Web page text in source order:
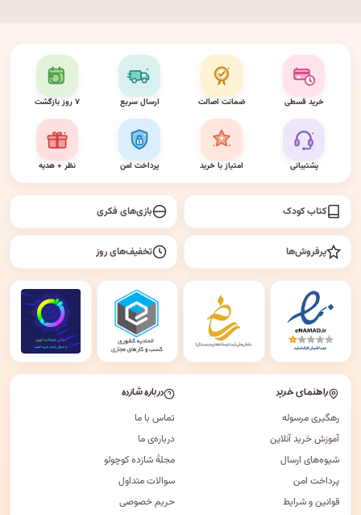
خرید قسطی ضمانت اصالت ارسال سریع ۷ روز بازگشت
پشتیبانی امتیاز با خرید پرداخت امن نظر + هدیه
کتاب کودک بازی‌های فکری
پرفروش‌ها تخفیف‌های روز
راهنمای خرید
رهگیری مرسوله
آموزش خرید آنلاین
شیوه‌های ارسال
پرداخت امن
قوانین و شرایط
درباره شازده
تماس با ما
درباره‌ی ما
مجلهٔ شازده کوچولو
سوالات متداول
حریم خصوصی